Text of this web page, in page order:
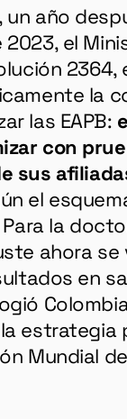
un año
el
2364,
la
las EAPB:
con
sus
el
la
ahora
en
estrategia
Mundial